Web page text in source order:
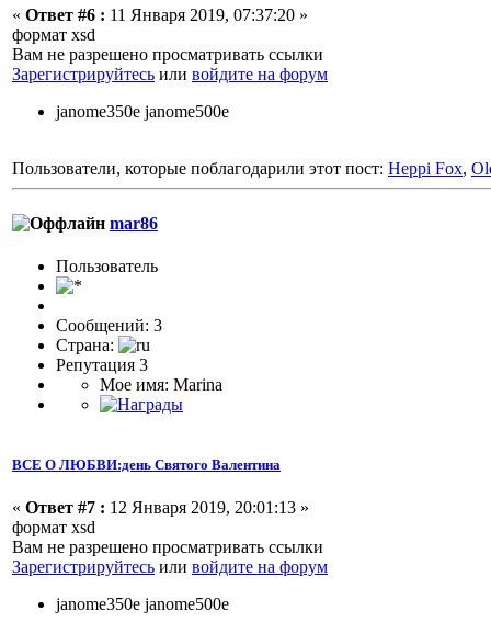
« Ответ #6 : 11 Января 2019, 07:37:20 »
формат xsd
Вам не разрешено просматривать ссылки
Зарегистрируйтесь или войдите на форум
janome350e janome500e
Пользователи, которые поблагодарили этот пост: Heppi Fox,
mar86
Пользователь
Сообщений: 3
Страна:
Репутация 3
Мое имя: Marina
ВСЕ О ЛЮБВИ:день Святого Валентина
« Ответ #7 : 12 Января 2019, 20:01:13 »
формат xsd
Вам не разрешено просматривать ссылки
Зарегистрируйтесь или войдите на форум
janome350e janome500e